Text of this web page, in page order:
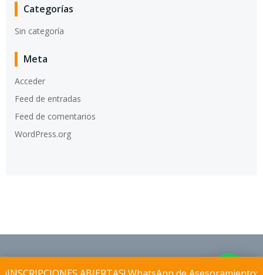
Categorías
Sin categoría
Meta
Acceder
Feed de entradas
Feed de comentarios
WordPress.org